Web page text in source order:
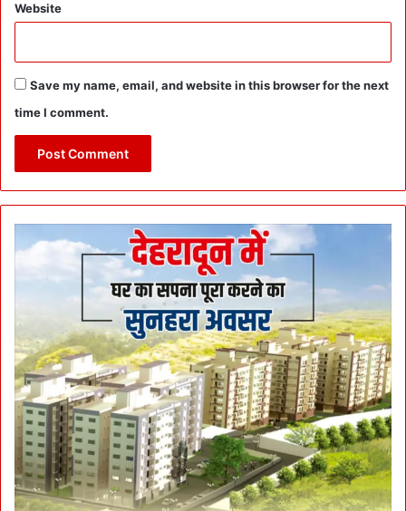
Website
Save my name, email, and website in this browser for the next
time I comment.